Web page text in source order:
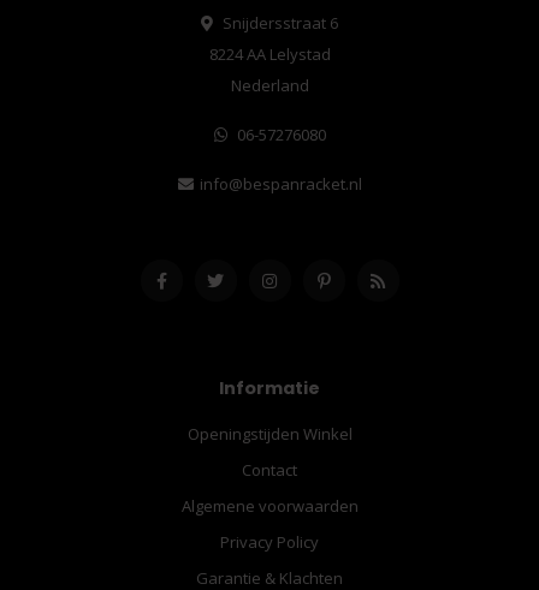
Snijdersstraat 6
8224 AA Lelystad
Nederland
06-57276080
info@bespanracket.nl
Informatie
Openingstijden Winkel
Contact
Algemene voorwaarden
Privacy Policy
Garantie & Klachten